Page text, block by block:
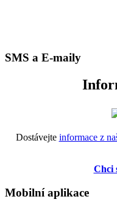
SMS a E-maily
Dostávejte informace z
Chci
Mobilní aplikace